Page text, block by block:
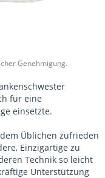
Genehmigung.
für eine
einsetzte.
Üblichen zufrieden
Einzigartige zu
Technik so leicht
Unterstützung